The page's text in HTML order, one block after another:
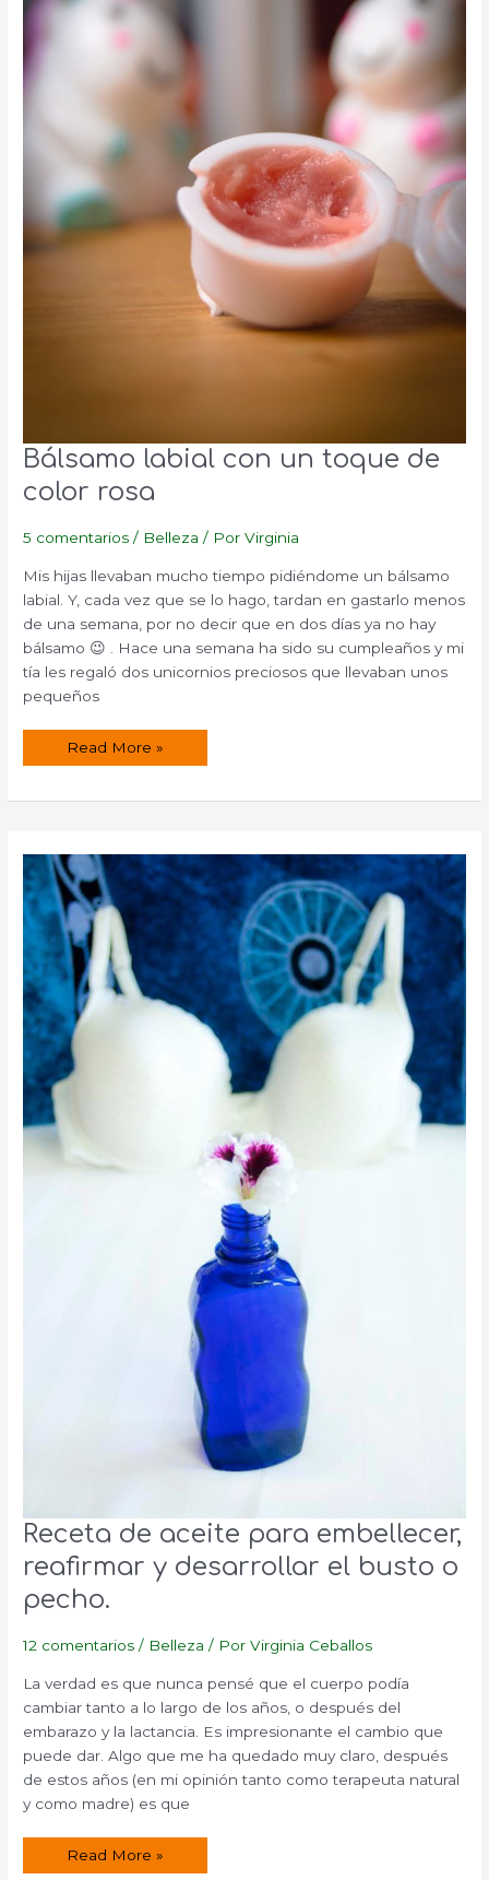
Bálsamo labial con un toque de
color rosa
5 comentarios / Belleza / PorVirginia
Mis hijas llevaban mucho tiempo pidiéndome un bálsamo
labial. Y, cada vez que se lo hago, tardan en gastarlo menos
de una semana, por no decir que en dos días ya no hay
bálsamo 😉 . Hace una semana ha sido su cumpleaños y mi
tía les regaló dos unicornios preciosos que llevaban unos
pequeños
Bálsamo
toque
Read More »
Receta de aceite para embellecer,
reafirmar y desarrollar el busto o
pecho.
12 comentarios / Belleza / PorVirginia Ceballos
La verdad es que nunca pensé que el cuerpo podía
cambiar tanto a lo largo de los años, o después del
embarazo y la lactancia. Es impresionante el cambio que
puede dar. Algo que me ha quedado muy claro, después
de estos años (en mi opinión tanto como terapeuta natural
y como madre) es que
Receta
Read More »